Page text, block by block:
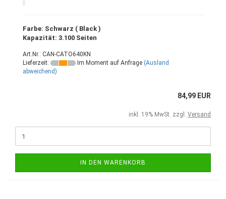
Farbe: Schwarz ( Black )
Kapazität: 3.100 Seiten
Art.Nr.: CAN-CATO640KN
Lieferzeit:
Im Moment auf Anfrage (Ausland
abweichend)
84,99 EUR
inkl. 19% MwSt. zzgl. Versand
IN DEN WARENKORB